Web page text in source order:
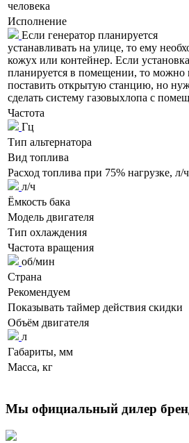
человека
Исполнение
Если генератор планируется
устанавливать на улице, то ему
кожух или контейнер. Если установка
планируется в помещении, то можно
поставить открытую станцию, но
сделать систему газовыхлопа с
Частота
Гц
Тип альтернатора
Вид топлива
Расход топлива при 75% нагрузке, л/
л/ч
Ёмкость бака
Модель двигателя
Тип охлаждения
Частота вращения
об/мин
Страна
Рекомендуем
Показывать таймер действия скидки
Объём двигателя
л
Габариты, мм
Масса, кг
Мы официальный дилер